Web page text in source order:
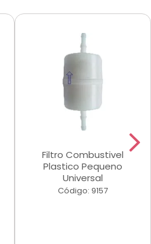
Filtro Combustivel
Plastico Pequeno
Universal
Código: 9157